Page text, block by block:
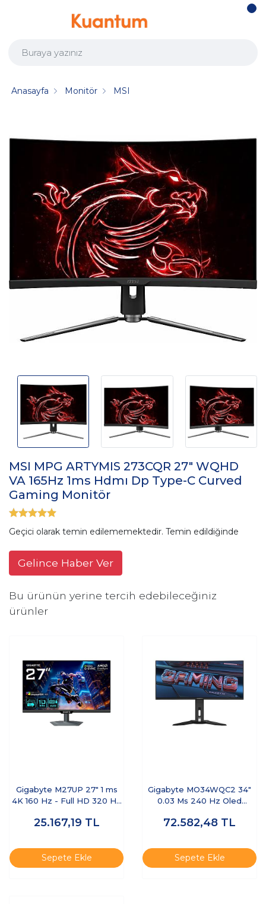
Anasayfa Monitör MSI
MSI MPG ARTYMIS 273CQR 27" WQHD
VA 165Hz 1ms Hdmı Dp Type-C Curved
Gaming Monitör
Geçici olarak temin edilememektedir. Temin edildiğinde
Gelince Haber Ver
Bu ürünün yerine tercih edebileceğiniz
ürünler
Gigabyte M27UP 27" 1 ms
4K 160 Hz - Full HD 320 Hz
25.167,19 TL
Sepete Ekle
Gigabyte MO34WQC2 34"
0.03 Ms 240 Hz Oled
72.582,48 TL
Sepete Ekle